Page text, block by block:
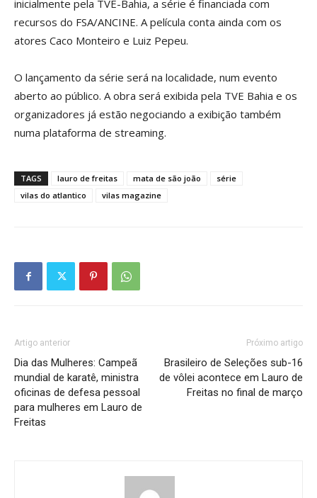
inicialmente pela TVE-Bahia, a série é financiada com
recursos do FSA/ANCINE. A película conta ainda com os
atores Caco Monteiro e Luiz Pepeu.
O lançamento da série será na localidade, num evento
aberto ao público. A obra será exibida pela TVE Bahia e os
organizadores já estão negociando a exibição também
numa plataforma de streaming.
TAGS lauro de freitas mata de são joão
série
vilas do atlantico
vilas magazine
Artigo anterior
Dia das Mulheres: Campeã
mundial de karatê, ministra
oficinas de defesa pessoal
para mulheres em Lauro de
Freitas
Próximo artigo
Brasileiro de Seleções sub-16
de vôlei acontece em Lauro de
Freitas no final de março